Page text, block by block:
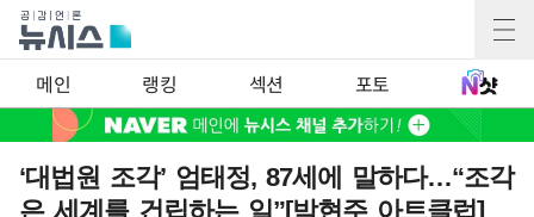
메인 랭킹 섹션 포토
‘대법원 조각’ 엄태정, 87세에 말하다…“조각
은 세계를 건립하는 일”[박현주 아트클럽]